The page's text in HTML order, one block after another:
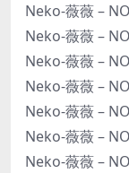
Neko-薇薇 –
Neko-薇薇 –
Neko-薇薇 –
Neko-薇薇 –
Neko-薇薇 –
Neko-薇薇 –
Neko-薇薇 –